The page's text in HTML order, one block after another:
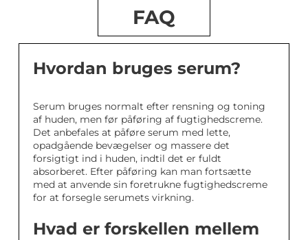
FAQ
Hvordan bruges serum?
Serum bruges normalt efter rensning og toning
af huden, men før påføring af fugtighedscreme.
Det anbefales at påføre serum med lette,
opadgående bevægelser og massere det
forsigtigt ind i huden, indtil det er fuldt
absorberet. Efter påføring kan man fortsætte
med at anvende sin foretrukne fugtighedscreme
for at forsegle serumets virkning.
Hvad er forskellen mellem